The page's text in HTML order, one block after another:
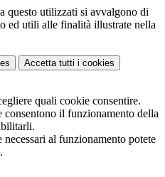
questo utilizzati si avvalgono di
ed utili alle finalità illustrate nella
Accetta tutti i cookies
quali cookie consentire.
consentono il funzionamento della
al funzionamento potete
.